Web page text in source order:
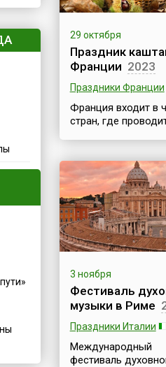
29 октября
Праздник
Франции 2023
Праздники Франции
Франция входит в
стран, где
посвященных
гастрономии.
считают, что
и понимания
приготовленной
надо воспитывать
с детства, как
читать. Поэтому
пройти мимо такой
необычной даты,
Праздник каштана.
продукт французы
ценят и считают
национальным.
они впервые нача...
3 ноября
Фестиваль
музыки в Риме
Праздники Италии
Международный
фестиваль